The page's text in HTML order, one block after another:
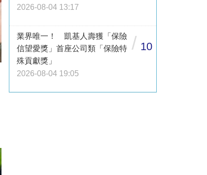
2026-08-04 13:17
業界唯一！ 凱基人壽獲「保險
信望愛獎」首座公司類「保險特
殊貢獻獎」
2026-08-04 19:05
/ 10